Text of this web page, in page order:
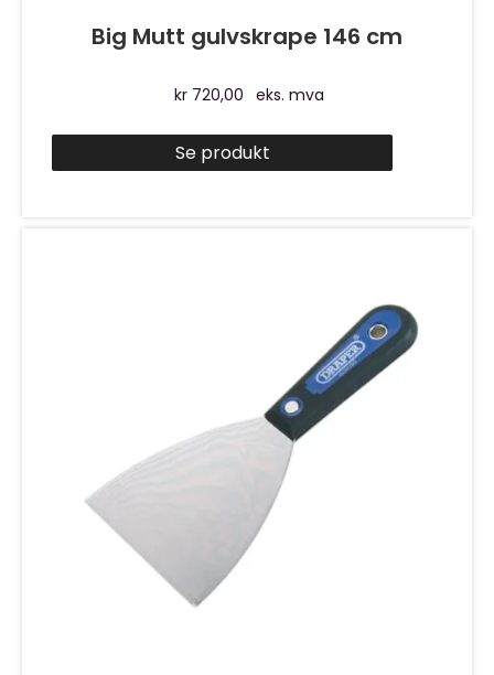
Big Mutt gulvskrape 146 cm
kr 720,00 eks. mva
Se produkt